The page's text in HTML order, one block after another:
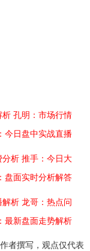
析 孔明：市场行情
今日盘中实战直播
分析 推手：今日大
盘面实时分析解答
解析 龙哥：热点问
最新盘面走势解析
者撰写，观点仅代表